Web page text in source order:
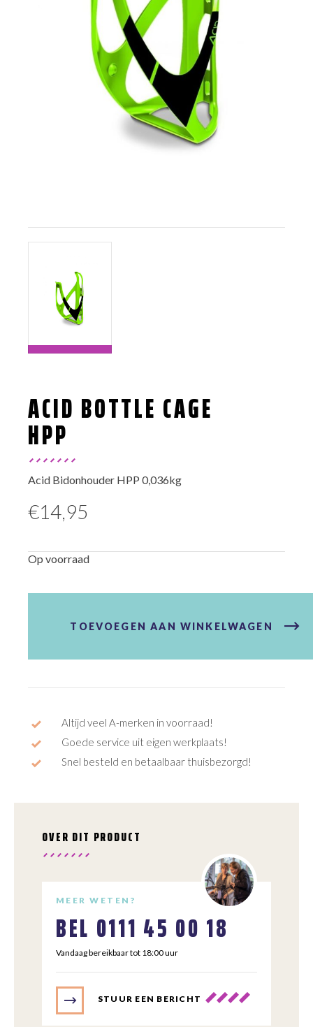
ACID BOTTLE CAGE
HPP
Acid Bidonhouder HPP 0,036kg
€14,95
Op voorraad
TOEVOEGEN AAN WINKELWAGEN
Altijd veel A-merken in voorraad!
Goede service uit eigen werkplaats!
Snel besteld en betaalbaar thuisbezorgd!
OVER DIT PRODUCT
MEER WETEN?
BEL 0111 45 00 18
Vandaag bereikbaar tot 18:00 uur
STUUR EEN BERICHT